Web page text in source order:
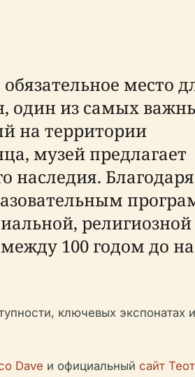
место
один из самых
на территории
музей предлагает
наследия.
100 годом до
ключевых экспонатах и
Dave и официальный сайт